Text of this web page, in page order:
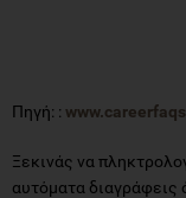
Πηγή: :
Ξεκινάς να
αυτόματα διαγράφεις